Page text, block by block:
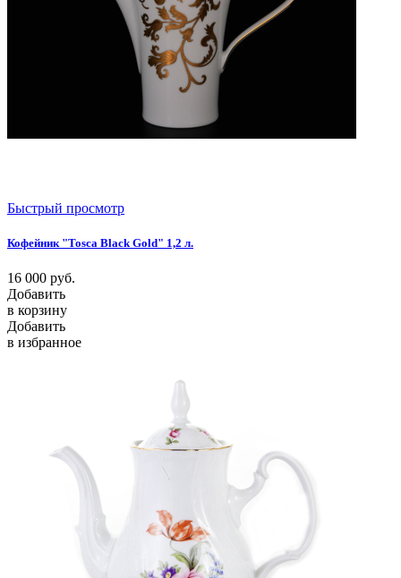
Быстрый просмотр
Кофейник "Tosca Black Gold" 1,2 л.
16 000 руб.
Добавить
в корзину
Добавить
в избранное